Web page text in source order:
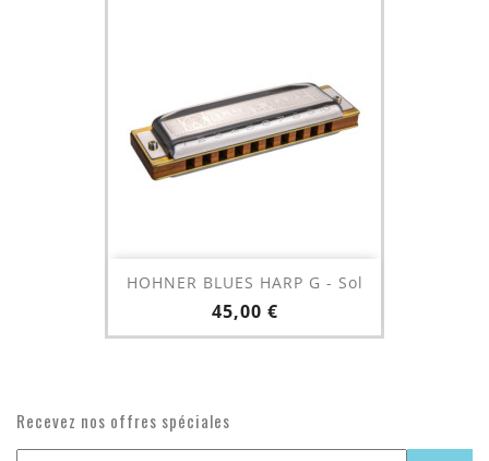
HOHNER BLUES HARP G - Sol
Prix
45,00 €
Recevez nos offres spéciales